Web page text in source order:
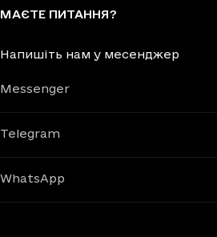
МАЄТЕ ПИТАННЯ?
Напишіть нам у месенджер
Messenger
Telegram
WhatsApp